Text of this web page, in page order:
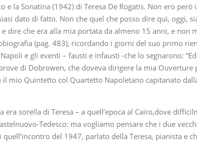
e la Sonatina (1942) di Teresa De Rogatis. Non ero
dato di fatto. Non che quel che posso dire qui, oggi,
dire che era alla mia portata da almeno 15 anni, e non
(pag. 483), ricordando i giorni del suo primo
e gli eventi – fausti e infausti -che lo segnarono:
di Dobrowen, che doveva dirigere la mia Ouverture
mio Quintetto col Quartetto Napoletano capitanato
era sorella di Teresa – a quell’epoca al Cairo,dove
Tedesco: ma vogliamo pensare che i due
del 1947, parlato della Teresa, pianista e